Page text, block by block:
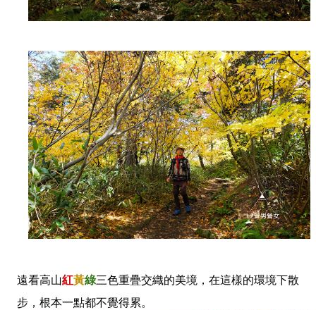
遠看高山紅黃綠三色重疊交織的美境，在這樣的環境下散
步，根本一點都不覺得累。